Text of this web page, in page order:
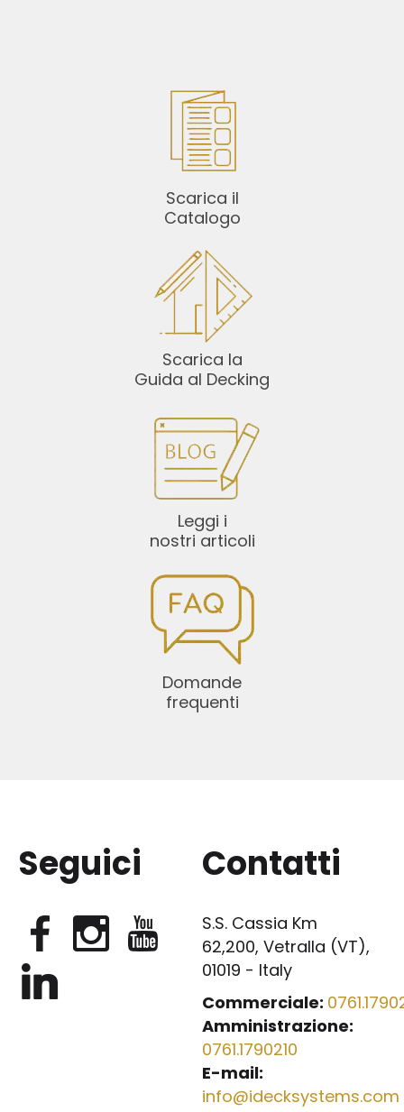
Scarica il
Catalogo
Scarica la
Guida al Decking
Leggi i
nostri articoli
Domande
frequenti
Seguici Contatti
S.S. Cassia Km
62,200, Vetralla (VT),
01019 - Italy
Commerciale:
Amministrazione:
0761.1790210
E-mail:
info@idecksystems.com